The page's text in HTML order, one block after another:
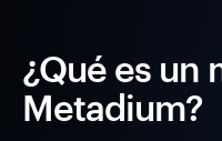
¿Qué es un
Metadium?